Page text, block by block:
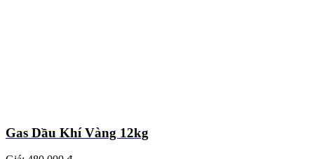
Gas Dầu Khí Vàng 12kg